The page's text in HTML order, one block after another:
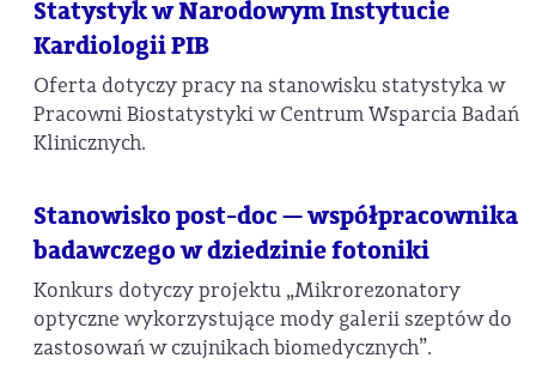
Statystyk w Narodowym Instytucie
Kardiologii PIB
Oferta dotyczy pracy na stanowisku statystyka w
Pracowni Biostatystyki w Centrum Wsparcia Badań
Klinicznych.
Stanowisko post-doc — współpracownika
badawczego w dziedzinie fotoniki
Konkurs dotyczy projektu „Mikrorezonatory
optyczne wykorzystujące mody galerii szeptów do
zastosowań w czujnikach biomedycznych”.